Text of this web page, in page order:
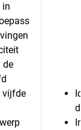
in
de
vijfde